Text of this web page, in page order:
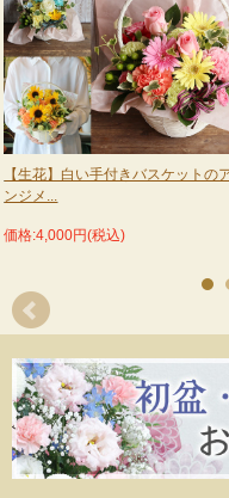
【生花】白い手付きバスケットの
ンジメ...
価格:4,000円(税込)